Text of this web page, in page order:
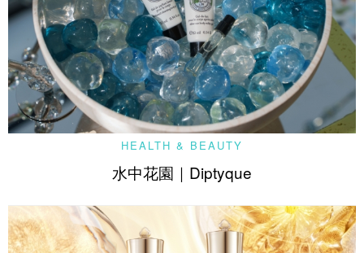
HEALTH & BEAUTY
水中花園｜Diptyque